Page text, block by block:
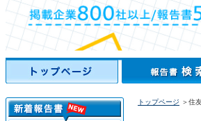
トップページ ＞住